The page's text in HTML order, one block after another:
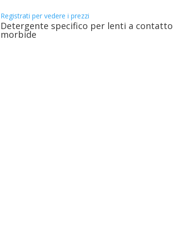
Registrati per vedere i prezzi
Detergente specifico per lenti a contatto
morbide